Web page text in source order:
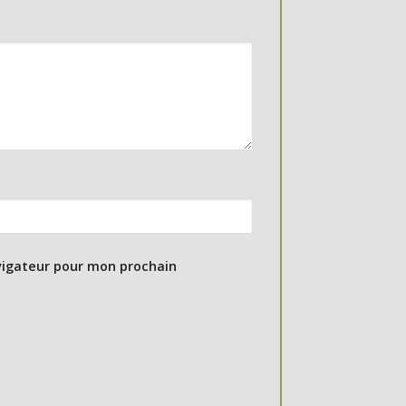
pour mon prochain